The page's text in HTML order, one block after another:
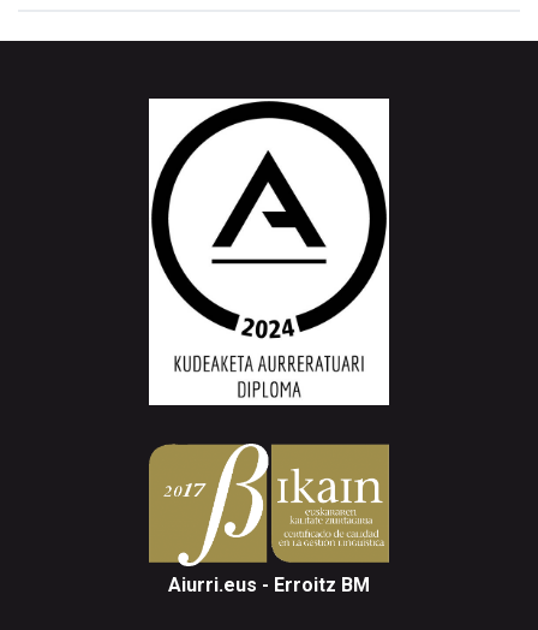
Aiurri.eus - Erroitz BM